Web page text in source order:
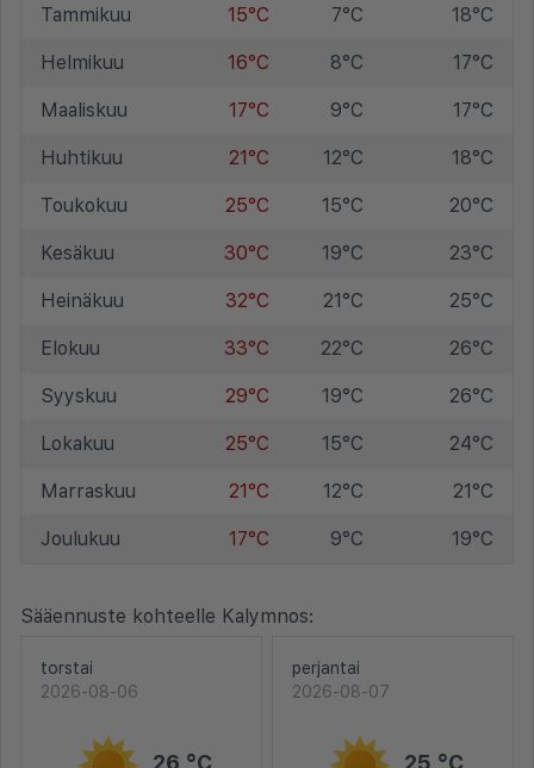
Tammikuu 15°C 7°C 18°C
Helmikuu 16°C 8°C 17°C
Maaliskuu 17°C 9°C 17°C
Huhtikuu 21°C 12°C 18°C
Toukokuu 25°C 15°C 20°C
Kesäkuu 30°C 19°C 23°C
Heinäkuu 32°C 21°C 25°C
Elokuu 33°C 22°C 26°C
Syyskuu 29°C 19°C 26°C
Lokakuu 25°C 15°C 24°C
Marraskuu 21°C 12°C 21°C
Joulukuu 17°C 9°C 19°C
Sääennuste kohteelle Kalymnos:
torstai
2026-08-06
26 °C
perjantai
2026-08-07
25 °C